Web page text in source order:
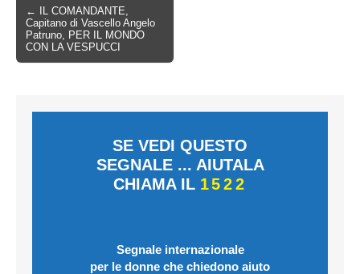
← IL COMANDANTE,
Capitano di Vascello Angelo
Patruno, PER IL MONDO
CON LA VESPUCCI
SE VEDI QUESTO
SEGNALE ... AIUTALA
CHIAMA IL 1522
Segnale internazionale
per le donne che chiedono aiuto